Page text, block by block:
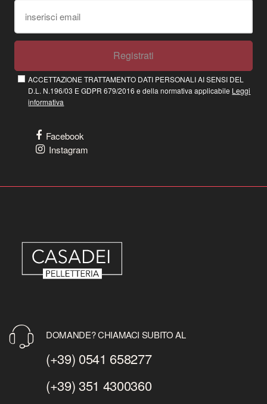
Registrati
ACCETTAZIONE TRATTAMENTO DATI PERSONALI AI SENSI DEL
D.L. N.196/03 E GDPR 679/2016 e della normativa applicabile Leggi
informativa
Facebook
Instagram
DOMANDE? CHIAMACI SUBITO AL
(+39) 0541 658277
(+39) 351 4300360